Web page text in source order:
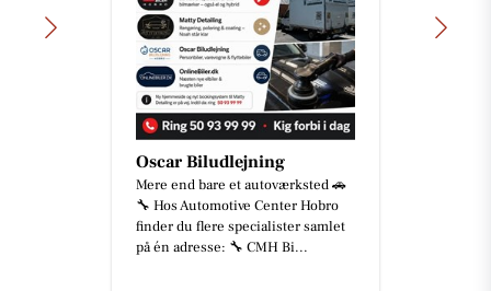
TT CARS ApS
BILUDLEJNING Lej en lille
personbil for 3.000 kr. om mdr.
med fri km (ex brændstof)! Vi står
for vedligehold og service af b...